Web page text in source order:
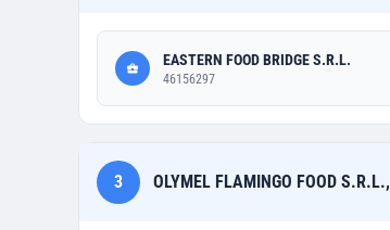
EASTERN FOOD BRIDGE S.R.L.
46156297
3 OLYMEL FLAMINGO FOOD S.R.L.,